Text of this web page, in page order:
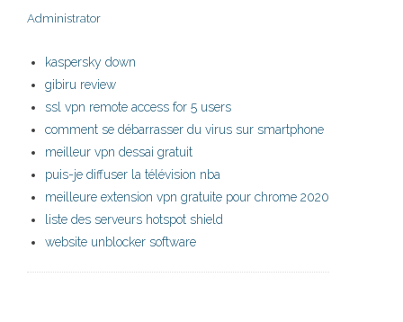
Administrator
kaspersky down
gibiru review
ssl vpn remote access for 5 users
comment se débarrasser du virus sur smartphone
meilleur vpn dessai gratuit
puis-je diffuser la télévision nba
meilleure extension vpn gratuite pour chrome 2020
liste des serveurs hotspot shield
website unblocker software